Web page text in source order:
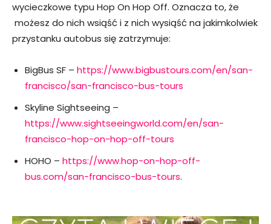
wycieczkowe typu Hop On Hop Off. Oznacza to, że
możesz do nich wsiąść i z nich wysiąść na jakimkolwiek
przystanku autobus się zatrzymuje:
BigBus SF – https://www.bigbustours.com/en/san-
francisco/san-francisco-bus-tours
Skyline Sightseeing –
https://www.sightseeingworld.com/en/san-
francisco-hop-on-hop-off-tours
HOHO – https://www.hop-on-hop-off-
bus.com/san-francisco-bus-tours.